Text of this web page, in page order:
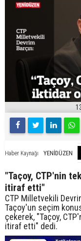
Haber Kaynağı YENİDÜZEN
"Taçoy, CTP'nin
itiraf etti"
CTP Milletvekili
Taçoy'un seçim
çekerek, "Taçoy,
itiraf etti" dedi.